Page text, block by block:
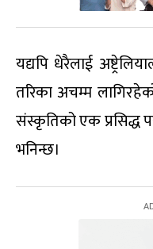
यद्यपि धेरैलाई
तरिका अचम्म
संस्कृतिको एक प्रसिद्ध
भनिन्छ।